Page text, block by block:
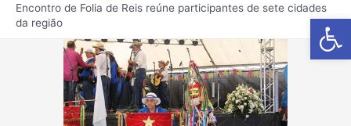
Barra de
Encontro de Folia de Reis reúne participantes de sete cidades
da região